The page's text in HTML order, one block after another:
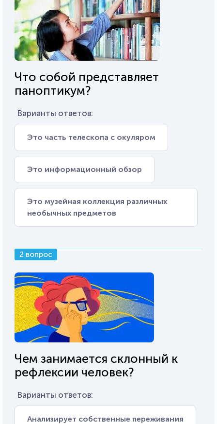
Что собой представляет
паноптикум?
Варианты ответов:
Это часть телескопа с окуляром
Это информационный обзор
Это музейная коллекция различных
необычных предметов
2 вопрос
Чем занимается склонный к
рефлексии человек?
Варианты ответов:
Анализирует собственные переживания